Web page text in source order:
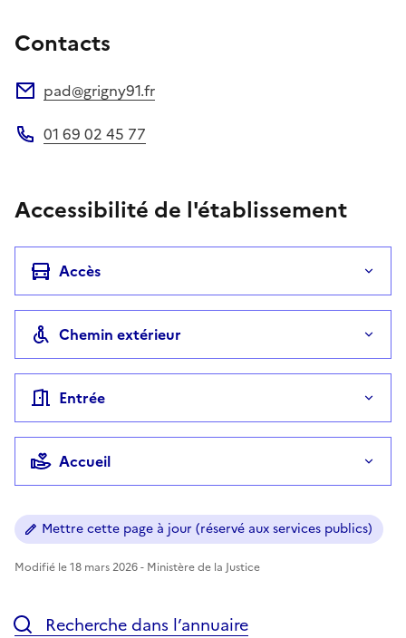
Contacts
pad@grigny91.fr
01 69 02 45 77
Accessibilité de l'établissement
Accès
Chemin extérieur
Entrée
Accueil
Mettre cette page à jour (réservé aux services publics)
Modifié le 18 mars 2026 - Ministère de la Justice
Recherche dans l’annuaire